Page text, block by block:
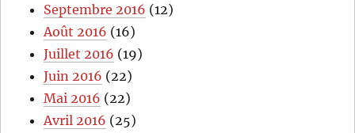
Septembre 2016 (12)
Août 2016 (16)
Juillet 2016 (19)
Juin 2016 (22)
Mai 2016 (22)
Avril 2016 (25)